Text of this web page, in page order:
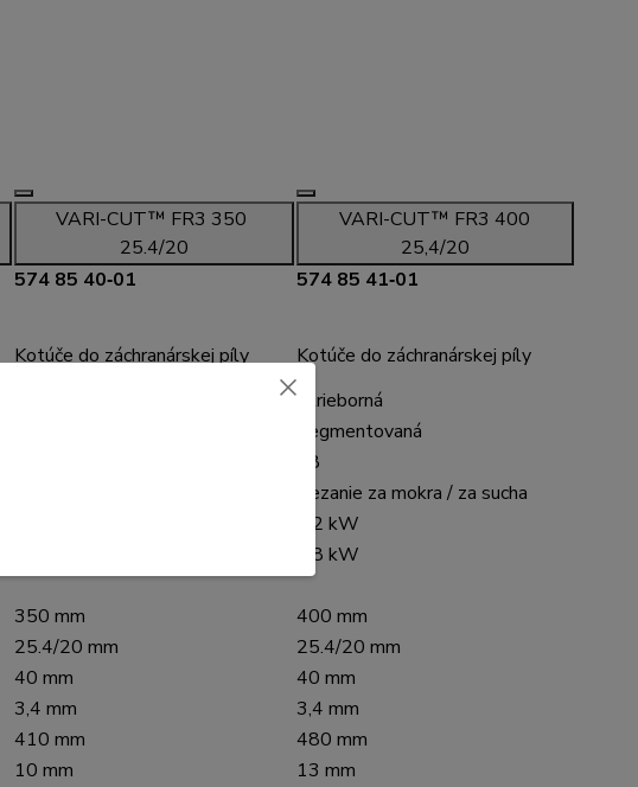
VARI-CUT™ FR3 350
25.4/20
574 85 40‑01
VARI-CUT™ FR3 400
25,4/20
574 85 41‑01
Kotúče do záchranárskej píly
Kotúče do záchranárskej píly
Strieborná
Segmentovaná
28
Rezanie za mokra / za sucha
2,2 kW
5,8 kW
350 mm
400 mm
25.4/20 mm
25.4/20 mm
40 mm
40 mm
3,4 mm
3,4 mm
410 mm
480 mm
10 mm
13 mm